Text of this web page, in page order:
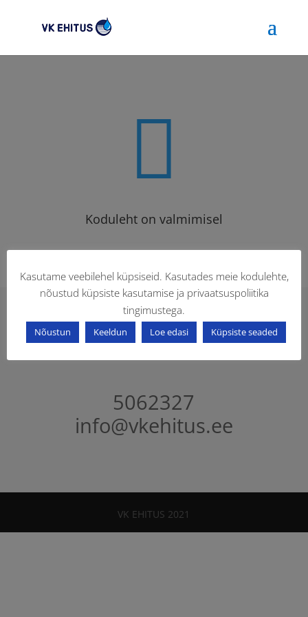

Koduleht on valmimisel
KONTAKT
5062327
info@vkehitus.ee
VK EHITUS 2021
Kasutame veebilehel küpsiseid. Kasutades meie kodulehte,
nõustud küpsiste kasutamise ja privaatsuspoliitika
tingimustega.
Nõustun Keeldun Loe edasi Küpsiste seaded